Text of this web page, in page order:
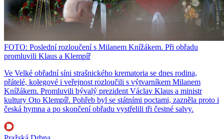
FOTO: Poslední rozloučení s Milanem Knížákem. Při obřadu
promluvili Klaus a Klempíř
Ve Velké obřadní síni strašnického krematoria se dnes rodina,
přátelé, kolegové i veřejnost rozloučili s výtvarníkem Milanem
Knížákem. Promluvili bývalý prezident Václav Klaus a ministr
kultury Oto Klempíř. Pohřeb byl se státními poctami, zazněla proto i
česká hymna a po skončení obřadu vystřelili tři čestné salvy.